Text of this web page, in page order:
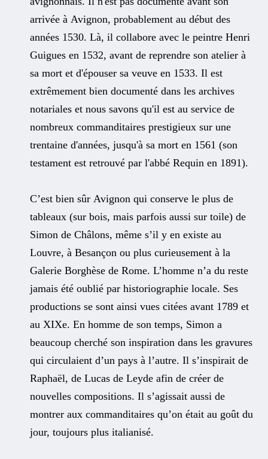
arrivée à Avignon, probablement au début des
années 1530. Là, il collabore avec le peintre Henri
Guigues en 1532, avant de reprendre son atelier à
sa mort et d'épouser sa veuve en 1533. Il est
extrêmement bien documenté dans les archives
notariales et nous savons qu'il est au service de
nombreux commanditaires prestigieux sur une
trentaine d'années, jusqu'à sa mort en 1561 (son
testament est retrouvé par l'abbé Requin en 1891).
C’est bien sûr Avignon qui conserve le plus de
tableaux (sur bois, mais parfois aussi sur toile) de
Simon de Châlons, même s’il y en existe au
Louvre, à Besançon ou plus curieusement à la
Galerie Borghèse de Rome. L’homme n’a du reste
jamais été oublié par historiographie locale. Ses
productions se sont ainsi vues citées avant 1789 et
au XIXe. En homme de son temps, Simon a
beaucoup cherché son inspiration dans les gravures
qui circulaient d’un pays à l’autre. Il s’inspirait de
Raphaël, de Lucas de Leyde afin de créer de
nouvelles compositions. Il s’agissait aussi de
montrer aux commanditaires qu’on était au goût du
jour, toujours plus italianisé.